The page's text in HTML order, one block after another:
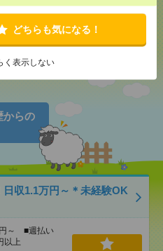
どちらも気になる！
く表示しない
LINEで送る
ート
からの
収1.1万円～＊未経験OK
～ ■週払い
以上